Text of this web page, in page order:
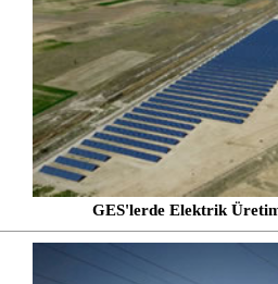
GES'lerde Elektrik